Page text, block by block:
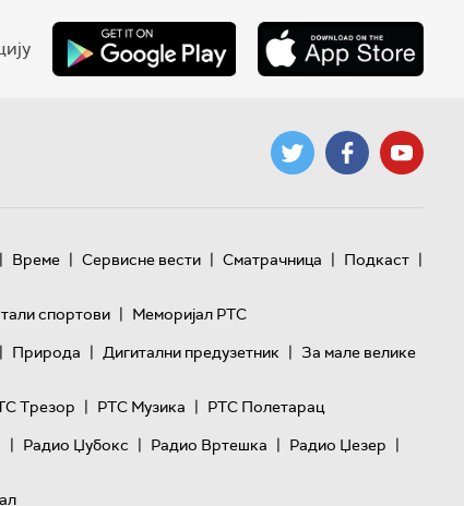
| Време | Сервисне вести | Сматрачница | Подкаст |
спортови | Меморијал РТС
| Природа | Дигитални предузетник | За мале велике
Трезор | РТС Музика | РТС Полетарац
| Радио Џубокс | Радио Вртешка | Радио Џезер |